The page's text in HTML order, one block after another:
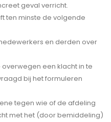
geval verricht.
ten minste de volgende
en derden over
een klacht in te
bij het formuleren
tegen wie of de afdeling
met het (door bemiddeling)